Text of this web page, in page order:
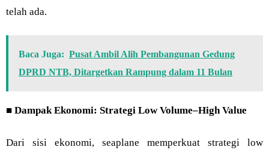
telah ada.
Baca Juga: Pusat Ambil Alih Pembangunan Gedung
DPRD NTB, Ditargetkan Rampung dalam 11 Bulan
■ Dampak Ekonomi: Strategi Low Volume–High Value
Dari sisi ekonomi, seaplane memperkuat strategi low